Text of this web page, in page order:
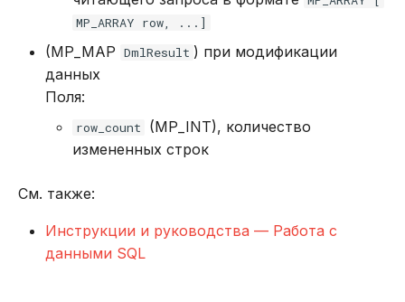
MP_ARRAY row, ...]
(MP_MAP DmlResult ) при модификации
данных
Поля:
row_count
(MP_INT), количество
измененных строк
См. также:
Инструкции и руководства — Работа с
данными SQL